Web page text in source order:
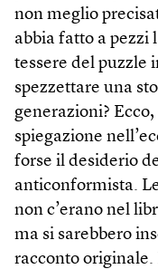
non meglio
abbia fatto a pezzi
tessere del puzzle
spezzettare una
generazioni? Ecco,
spiegazione
forse il desiderio
anticonformista.
non c’erano nel
ma si sarebbero
racconto